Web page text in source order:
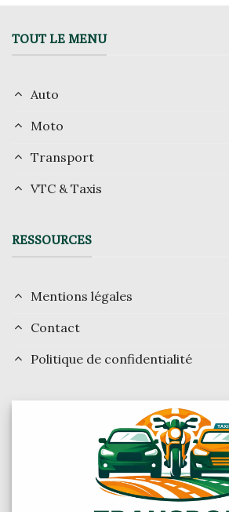
TOUT LE MENU
Auto
Moto
Transport
VTC & Taxis
RESSOURCES
Mentions légales
Contact
Politique de confidentialité